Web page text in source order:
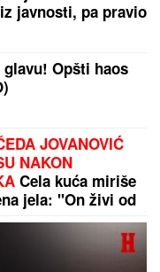
UBEDLJIVO
a evo koju
baba je to znala,
iz
u Ormuskom